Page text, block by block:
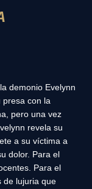
demonio Evelynn
presa con la
pero una vez
revela su
a su víctima a
dolor. Para el
Para el
de lujuria que